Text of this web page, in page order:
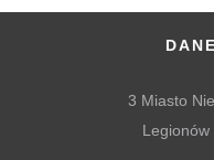
3 Miasto